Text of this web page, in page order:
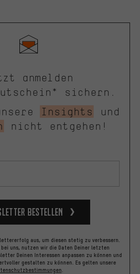
anmelden
sichern.
Insights
und
nicht entgehen!
bestellen
aus, um diesen stetig zu verbessern.
bei uns, nutzen wir die Daten Deiner letzten
Deinen Interessen anpassen zu können und
gestalten zu können. Es gelten unsere